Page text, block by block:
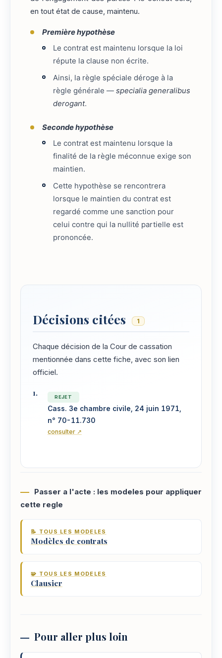
en tout état de cause, maintenu.
Première hypothèse
Le contrat est maintenu lorsque la loi
répute la clause non écrite.
Ainsi, la règle spéciale déroge à la
règle générale —specialia generalibus
derogant.
Seconde hypothèse
Le contrat est maintenu lorsque la
finalité de la règle méconnue exige son
maintien.
Cette hypothèse se rencontrera
lorsque le maintien du contrat est
regardé comme une sanction pour
celui contre qui la nullité partielle est
prononcée.
Décisions citées 1
Chaque décision de la Cour de cassation
mentionnée dans cette fiche, avec son lien
officiel.
REJET
Cass. 3e chambre civile, 24 juin 1971,
n° 70-11.730
consulter ↗
Passer a l'acte : les modeles pour appliquer
cette regle
📝 TOUS LES MODELES
Modèles de contrats
🧩 TOUS LES MODELES
Clausier
Pour aller plus loin